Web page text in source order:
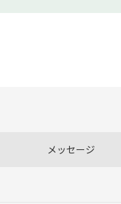
メッセージ